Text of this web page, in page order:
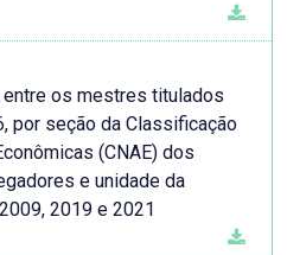
os mestres titulados
por seção da Classificação
(CNAE) dos
e unidade da
2019 e 2021